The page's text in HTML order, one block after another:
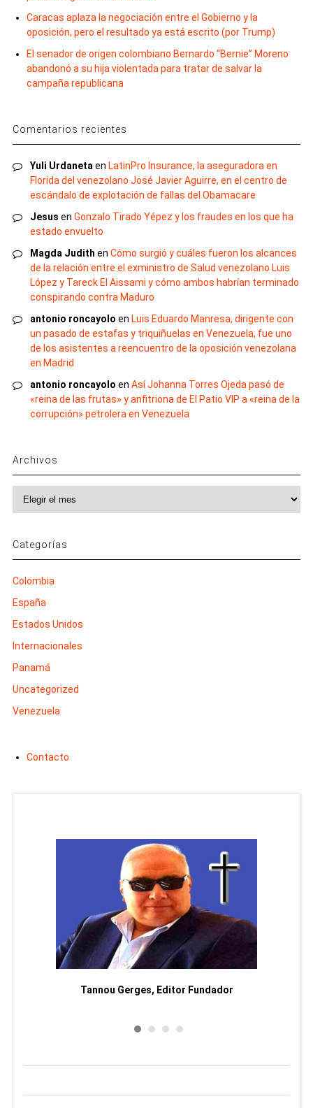
Caracas aplaza la negociación entre el Gobierno y la
oposición, pero el resultado ya está escrito (por Trump)
El senador de origen colombiano Bernardo “Bernie” Moreno
abandonó a su hija violentada para tratar de salvar la
campaña republicana
Comentarios recientes
Yuli Urdanetaen LatinPro Insurance, la aseguradora en
Florida del venezolano José Javier Aguirre, en el centro de
escándalo de explotación de fallas del Obamacare
Jesus en Gonzalo Tirado Yépez y los fraudes en los que ha
estado envuelto
Magda Judith en Cómo surgió y cuáles fueron los alcances
de la relación entre el exministro de Salud venezolano Luis
López y Tareck El Aissami y cómo ambos habrían terminado
conspirando contra Maduro
antonio roncayolo en Luis Eduardo Manresa, dirigente con
un pasado de estafas y triquiñuelas en Venezuela, fue uno
de los asistentes a reencuentro de la oposición venezolana
en Madrid
antonio roncayolo en Así Johanna Torres Ojeda pasó de
«reina de las frutas» y anfitriona de El Patio VIP a «reina de la
corrupción» petrolera en Venezuela
Archivos
Archivos
Categorías
Colombia
España
Estados Unidos
Internacionales
Panamá
Uncategorized
Venezuela
Contacto
Tannou Gerges, Editor Fundador